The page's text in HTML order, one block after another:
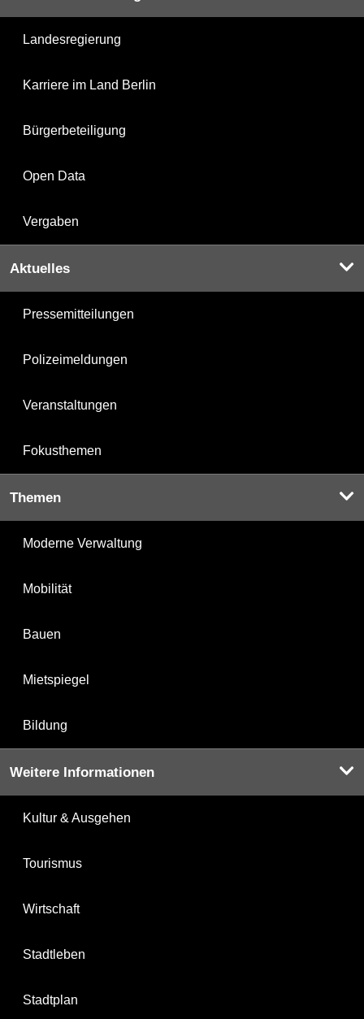
Landesregierung
Karriere im Land Berlin
Bürgerbeteiligung
Open Data
Vergaben
Aktuelles
Pressemitteilungen
Polizeimeldungen
Veranstaltungen
Fokusthemen
Themen
Moderne Verwaltung
Mobilität
Bauen
Mietspiegel
Bildung
Weitere Informationen
Kultur & Ausgehen
Tourismus
Wirtschaft
Stadtleben
Stadtplan